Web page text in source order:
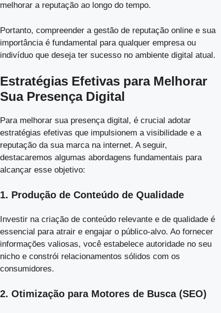
melhorar a reputação ao longo do tempo.
Portanto, compreender a gestão de reputação online e sua
importância é fundamental para qualquer empresa ou
indivíduo que deseja ter sucesso no ambiente digital atual.
Estratégias Efetivas para Melhorar
Sua Presença Digital
Para melhorar sua presença digital, é crucial adotar
estratégias efetivas que impulsionem a visibilidade e a
reputação da sua marca na internet. A seguir,
destacaremos algumas abordagens fundamentais para
alcançar esse objetivo:
1. Produção de Conteúdo de Qualidade
Investir na criação de conteúdo relevante e de qualidade é
essencial para atrair e engajar o público-alvo. Ao fornecer
informações valiosas, você estabelece autoridade no seu
nicho e constrói relacionamentos sólidos com os
consumidores.
2. Otimização para Motores de Busca (SEO)